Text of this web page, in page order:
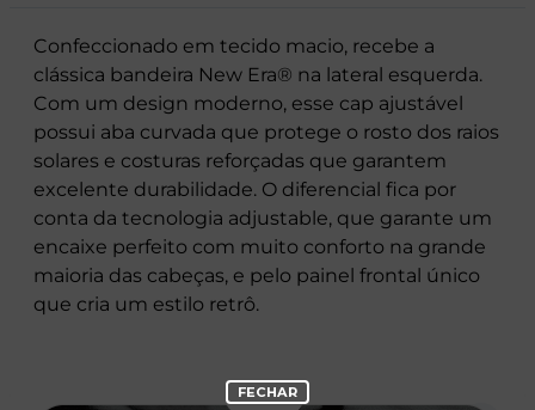
Confeccionado em tecido macio, recebe a
clássica bandeira New Era® na lateral esquerda.
Com um design moderno, esse cap ajustável
possui aba curvada que protege o rosto dos raios
solares e costuras reforçadas que garantem
excelente durabilidade. O diferencial fica por
conta da tecnologia adjustable, que garante um
encaixe perfeito com muito conforto na grande
maioria das cabeças, e pelo painel frontal único
que cria um estilo retrô.